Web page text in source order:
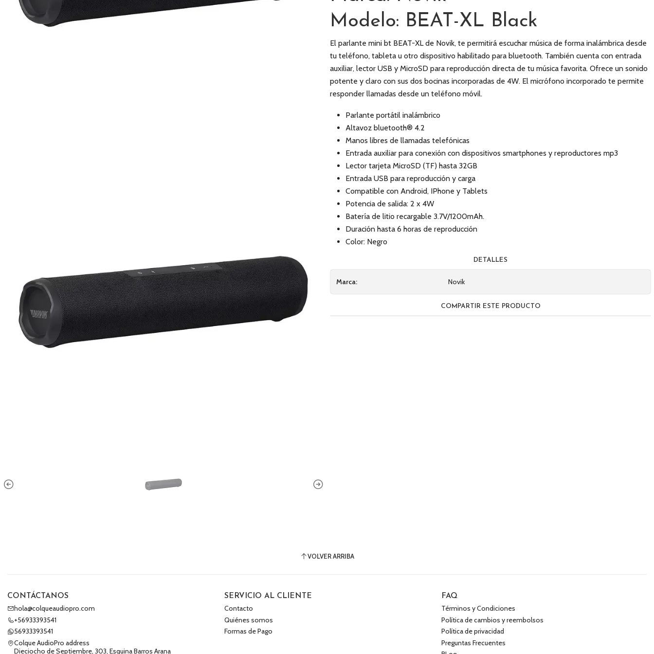
Modelo: BEAT-XL Black
El parlante mini bt BEAT-XL de Novik, te permitirá escuchar música de forma inalámbrica desde
tu teléfono, tableta u otro dispositivo habilitado para bluetooth. También cuenta con entrada
auxiliar, lector USB y MicroSD para reproducción directa de tu música favorita. Ofrece un sonido
potente y claro con sus dos bocinas incorporadas de 4W. El micrófono incorporado te permite
responder llamadas desde un teléfono móvil.
Parlante portátil inalámbrico
Altavoz bluetooth® 4.2
Manos libres de llamadas telefónicas
Entrada auxiliar para conexión con dispositivos smartphones y reproductores mp3
Lector tarjeta MicroSD (TF) hasta 32GB
Entrada USB para reproducción y carga
Compatible con Android, IPhone y Tablets
Potencia de salida: 2 x 4W
Batería de litio recargable 3.7V/1200mAh.
Duración hasta 6 horas de reproducción
Color: Negro
DETALLES
Marca: Novik
COMPARTIR ESTE PRODUCTO
VOLVER ARRIBA
CONTÁCTANOS
hola@colqueaudiopro.com
+56933393541
56933393541
Colque AudioPro address
Dieciocho de Septiembre, 303, Esquina Barros Arana
SERVICIO AL CLIENTE
Contacto
Quiénes somos
Formas de Pago
FAQ
Términos y Condiciones
Política de cambios y reembolsos
Política de privacidad
Preguntas Frecuentes